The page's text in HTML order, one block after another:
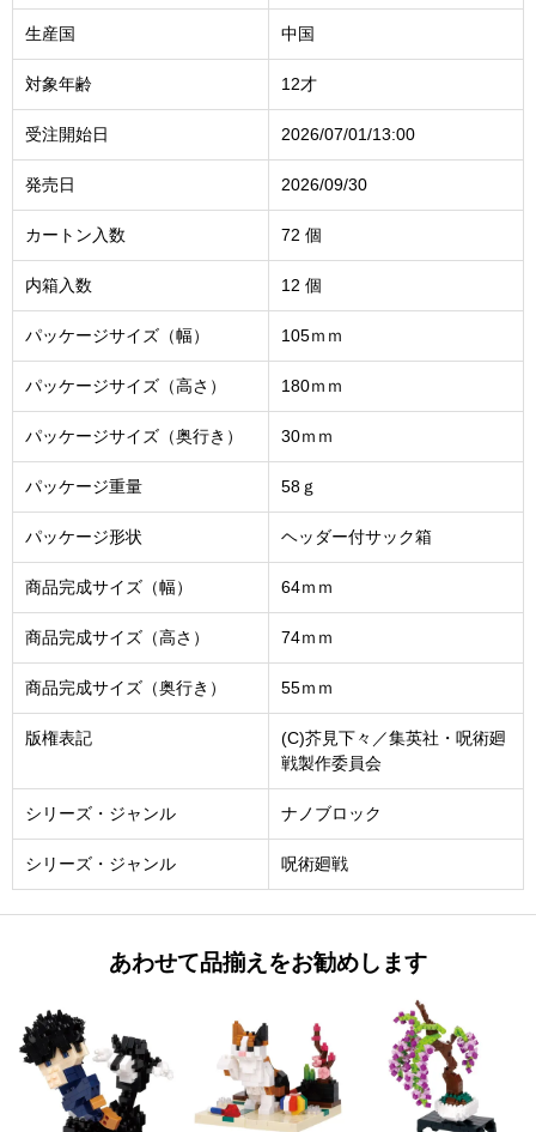
生産国 中国
対象年齢 12才
受注開始日 2026/07/01/13:00
発売日 2026/09/30
カートン入数 72 個
内箱入数 12 個
パッケージサイズ（幅） 105ｍｍ
パッケージサイズ（高さ） 180ｍｍ
パッケージサイズ（奥行き） 30ｍｍ
パッケージ重量 58ｇ
パッケージ形状 ヘッダー付サック箱
商品完成サイズ（幅） 64ｍｍ
商品完成サイズ（高さ） 74ｍｍ
商品完成サイズ（奥行き） 55ｍｍ
版権表記
(C)芥見下々／集英社・呪術廻
戦製作委員会
シリーズ・ジャンル ナノブロック
シリーズ・ジャンル 呪術廻戦
あわせて品揃えをお勧めします